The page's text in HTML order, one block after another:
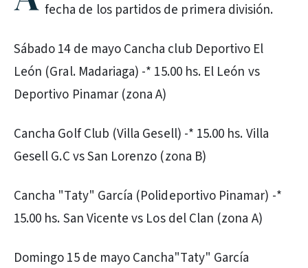
fecha de los partidos de primera división.
Sábado 14 de mayo Cancha club Deportivo El
León (Gral. Madariaga) -* 15.00 hs. El León vs
Deportivo Pinamar (zona A)
Cancha Golf Club (Villa Gesell) -* 15.00 hs. Villa
Gesell G.C vs San Lorenzo (zona B)
Cancha "Taty" García (Polideportivo Pinamar) -*
15.00 hs. San Vicente vs Los del Clan (zona A)
Domingo 15 de mayo Cancha"Taty" García